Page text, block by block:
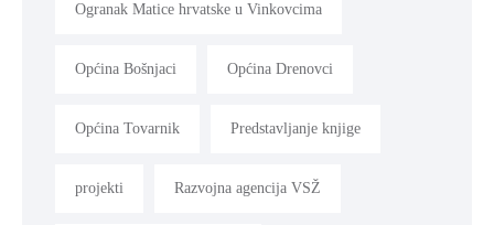
Ogranak Matice hrvatske u Vinkovcima
Općina Bošnjaci Općina Drenovci
Općina Tovarnik Predstavljanje knjige
projekti Razvojna agencija VSŽ